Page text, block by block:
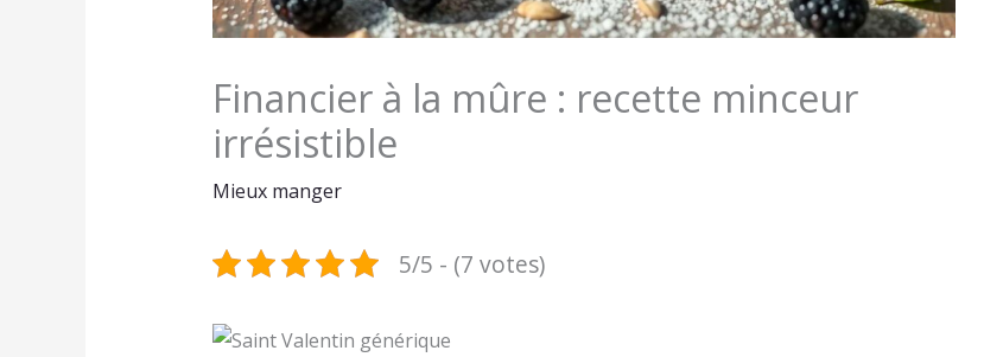
Financier à la mûre : recette minceur
irrésistible
Mieux manger
5/5 - (7 votes)